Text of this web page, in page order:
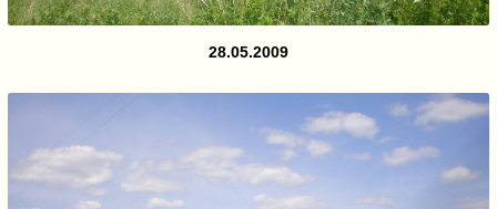
28.05.2009